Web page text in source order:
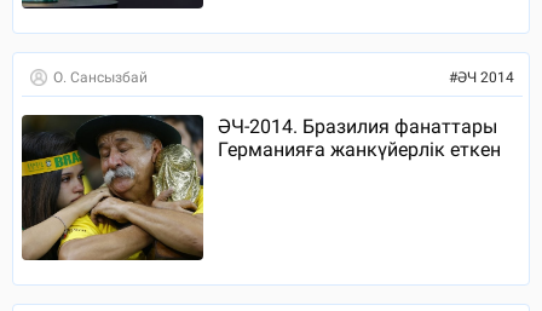
О. Сансызбай #ӘЧ 2014
ӘЧ-2014. Бразилия фанаттары
Германияға жанкүйерлік еткен